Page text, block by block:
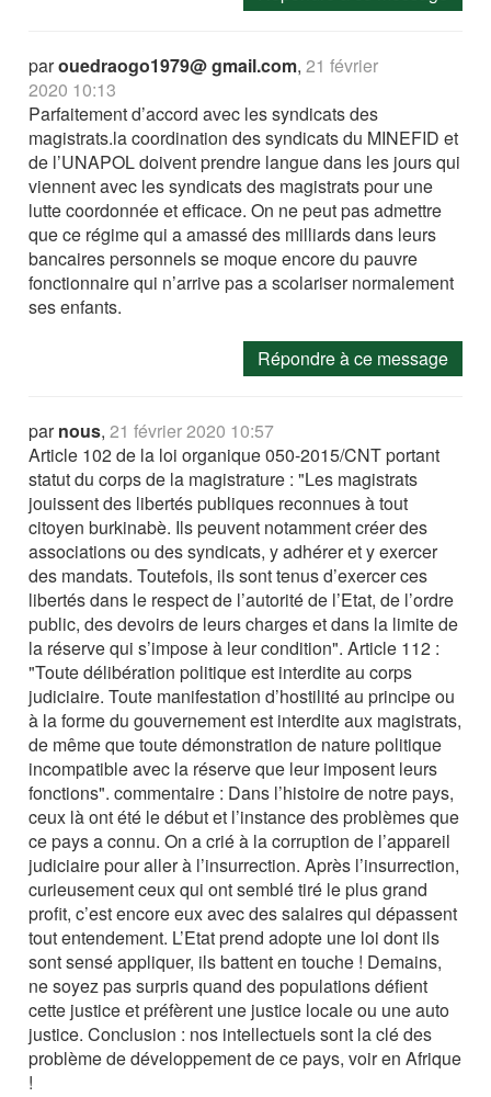
parouedraogo1979@ gmail.com,21 février
2020 10:13
Parfaitement d’accord avec les syndicats des
magistrats.la coordination des syndicats du MINEFID et
de l’UNAPOL doivent prendre langue dans les jours qui
viennent avec les syndicats des magistrats pour une
lutte coordonnée et efficace. On ne peut pas admettre
que ce régime qui a amassé des milliards dans leurs
bancaires personnels se moque encore du pauvre
fonctionnaire qui n’arrive pas a scolariser normalement
ses enfants.
Répondre à ce message
parnous,21 février 2020 10:57
Article 102 de la loi organique 050-2015/CNT portant
statut du corps de la magistrature : "Les magistrats
jouissent des libertés publiques reconnues à tout
citoyen burkinabè. Ils peuvent notamment créer des
associations ou des syndicats, y adhérer et y exercer
des mandats. Toutefois, ils sont tenus d’exercer ces
libertés dans le respect de l’autorité de l’Etat, de l’ordre
public, des devoirs de leurs charges et dans la limite de
la réserve qui s’impose à leur condition". Article 112 :
"Toute délibération politique est interdite au corps
judiciaire. Toute manifestation d’hostilité au principe ou
à la forme du gouvernement est interdite aux magistrats,
de même que toute démonstration de nature politique
incompatible avec la réserve que leur imposent leurs
fonctions". commentaire : Dans l’histoire de notre pays,
ceux là ont été le début et l’instance des problèmes que
ce pays a connu. On a crié à la corruption de l’appareil
judiciaire pour aller à l’insurrection. Après l’insurrection,
curieusement ceux qui ont semblé tiré le plus grand
profit, c’est encore eux avec des salaires qui dépassent
tout entendement. L’Etat prend adopte une loi dont ils
sont sensé appliquer, ils battent en touche ! Demains,
ne soyez pas surpris quand des populations défient
cette justice et préfèrent une justice locale ou une auto
justice. Conclusion : nos intellectuels sont la clé des
problème de développement de ce pays, voir en Afrique
!